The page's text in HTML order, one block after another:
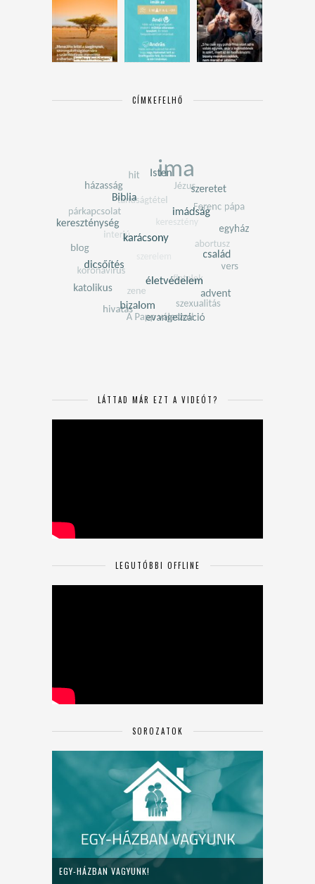
CÍMKEFELHŐ
LÁTTAD MÁR EZT A VIDEÓT?
LEGUTÓBBI OFFLINE
SOROZATOK
EGY-HÁZBAN VAGYUNK!